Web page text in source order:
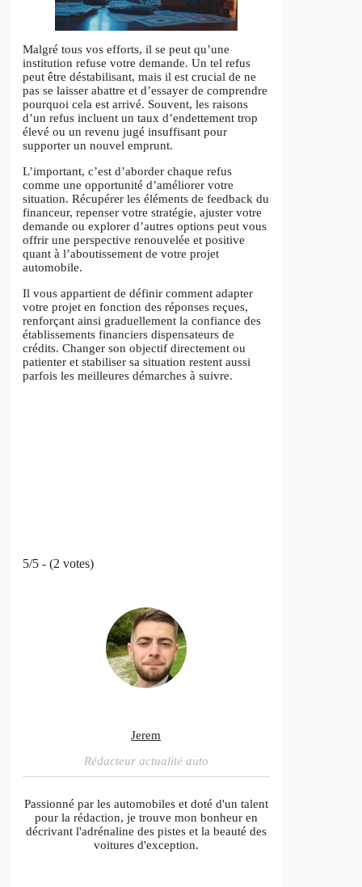
Malgré tous vos efforts, il se peut qu’une
institution refuse votre demande. Un tel refus
peut être déstabilisant, mais il est crucial de ne
pas se laisser abattre et d’essayer de comprendre
pourquoi cela est arrivé. Souvent, les raisons
d’un refus incluent un taux d’endettement trop
élevé ou un revenu jugé insuffisant pour
supporter un nouvel emprunt.
L’important, c’est d’aborder chaque refus
comme une opportunité d’améliorer votre
situation. Récupérer les éléments de feedback du
financeur, repenser votre stratégie, ajuster votre
demande ou explorer d’autres options peut vous
offrir une perspective renouvelée et positive
quant à l’aboutissement de votre projet
automobile.
Il vous appartient de définir comment adapter
votre projet en fonction des réponses reçues,
renforçant ainsi graduellement la confiance des
établissements financiers dispensateurs de
crédits. Changer son objectif directement ou
patienter et stabiliser sa situation restent aussi
parfois les meilleures démarches à suivre.
5/5 - (2 votes)
Jerem
Rédacteur actualité auto
Passionné par les automobiles et doté d'un talent
pour la rédaction, je trouve mon bonheur en
décrivant l'adrénaline des pistes et la beauté des
voitures d'exception.